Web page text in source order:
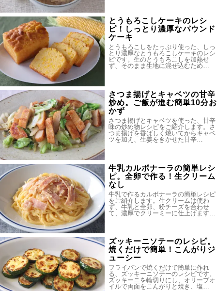
とうもろこしケーキのレシ
ピ！しっとり濃厚なパウンド
ケーキ
とうもろこしをたっぷり使った、しっ
とり濃厚なとうもろこしケーキのレシ
ピです。生のとうもろこしを加熱せ
ず、そのまま生地に混ぜ込むため…
さつま揚げとキャベツの甘辛
炒め。ご飯が進む簡単10分お
かず
さつま揚げとキャベツを使った、甘辛
味の炒め物レシピをご紹介します。さ
つま揚げを香ばしく焼いてからキャベ
ツを加え、生姜をきかせた甘辛…
牛乳カルボナーラの簡単レシ
ピ。全卵で作る！生クリーム
なし
牛乳で作るカルボナーラの簡単レシピ
をご紹介します。生クリームは使わ
ず、牛乳と全卵、粉チーズを合わせ
て、濃厚でクリーミーに仕上げます…
ズッキーニソテーのレシピ。
焼くだけで簡単！こんがりジ
ューシー
フライパンで焼くだけで簡単に作れ
る、ズッキーニソテーのレシピです。
ズッキーニを輪切りにし、オリーブオ
イルで両面をこんがりと焼き、塩…